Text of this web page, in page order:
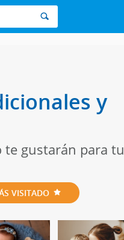
y
te gustarán para tu
VISITADO